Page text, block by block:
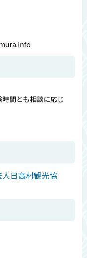
時間とも相談に応じ
日高村観光協